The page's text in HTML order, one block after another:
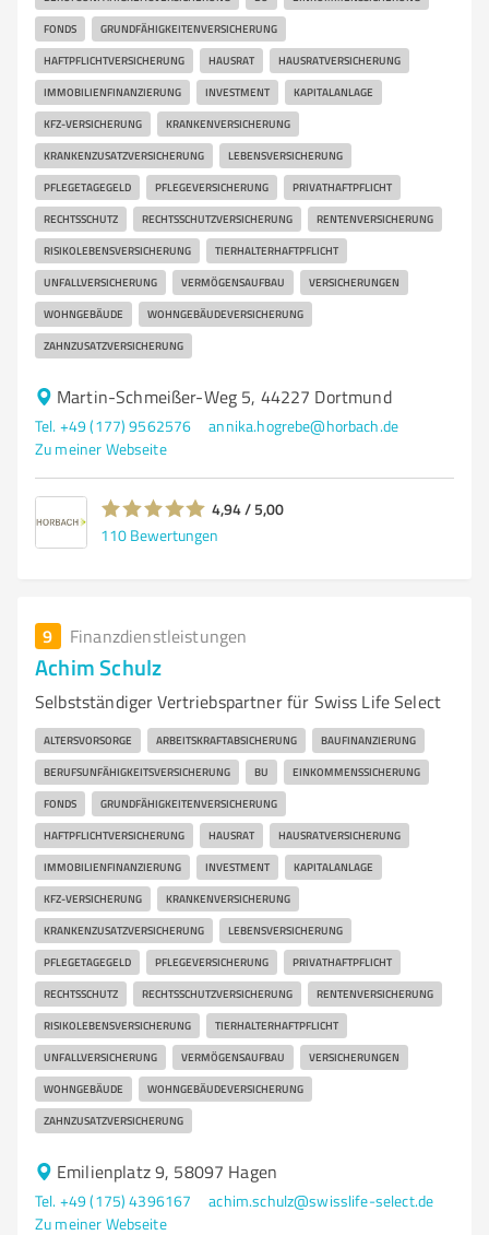
FONDS GRUNDFÄHIGKEITENVERSICHERUNG
HAFTPFLICHTVERSICHERUNG HAUSRAT HAUSRATVERSICHERUNG
IMMOBILIENFINANZIERUNG INVESTMENT KAPITALANLAGE
KFZ-VERSICHERUNG KRANKENVERSICHERUNG
KRANKENZUSATZVERSICHERUNG LEBENSVERSICHERUNG
PFLEGETAGEGELD PFLEGEVERSICHERUNG PRIVATHAFTPFLICHT
RECHTSSCHUTZ RECHTSSCHUTZVERSICHERUNG RENTENVERSICHERUNG
RISIKOLEBENSVERSICHERUNG TIERHALTERHAFTPFLICHT
UNFALLVERSICHERUNG VERMÖGENSAUFBAU VERSICHERUNGEN
WOHNGEBÄUDE WOHNGEBÄUDEVERSICHERUNG
ZAHNZUSATZVERSICHERUNG
Martin-Schmeißer-Weg 5, 44227 Dortmund
Tel. +49 (177) 9562576
annika.hogrebe@horbach.de
Zu meiner Webseite
4,94 / 5,00
110 Bewertungen
9 Finanzdienstleistungen
Achim Schulz
Selbstständiger Vertriebspartner für Swiss Life Select
ALTERSVORSORGE ARBEITSKRAFTABSICHERUNG BAUFINANZIERUNG
BERUFSUNFÄHIGKEITSVERSICHERUNG BU EINKOMMENSSICHERUNG
FONDS GRUNDFÄHIGKEITENVERSICHERUNG
HAFTPFLICHTVERSICHERUNG HAUSRAT HAUSRATVERSICHERUNG
IMMOBILIENFINANZIERUNG INVESTMENT KAPITALANLAGE
KFZ-VERSICHERUNG KRANKENVERSICHERUNG
KRANKENZUSATZVERSICHERUNG LEBENSVERSICHERUNG
PFLEGETAGEGELD PFLEGEVERSICHERUNG PRIVATHAFTPFLICHT
RECHTSSCHUTZ RECHTSSCHUTZVERSICHERUNG RENTENVERSICHERUNG
RISIKOLEBENSVERSICHERUNG TIERHALTERHAFTPFLICHT
UNFALLVERSICHERUNG VERMÖGENSAUFBAU VERSICHERUNGEN
WOHNGEBÄUDE WOHNGEBÄUDEVERSICHERUNG
ZAHNZUSATZVERSICHERUNG
Emilienplatz 9, 58097 Hagen
Tel. +49 (175) 4396167
achim.schulz@swisslife-select.de
Zu meiner Webseite